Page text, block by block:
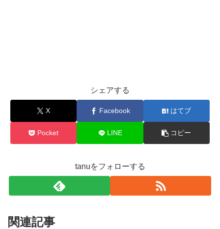
シェアする
X Facebook はてブ
Pocket LINE コピー
tanuをフォローする
関連記事